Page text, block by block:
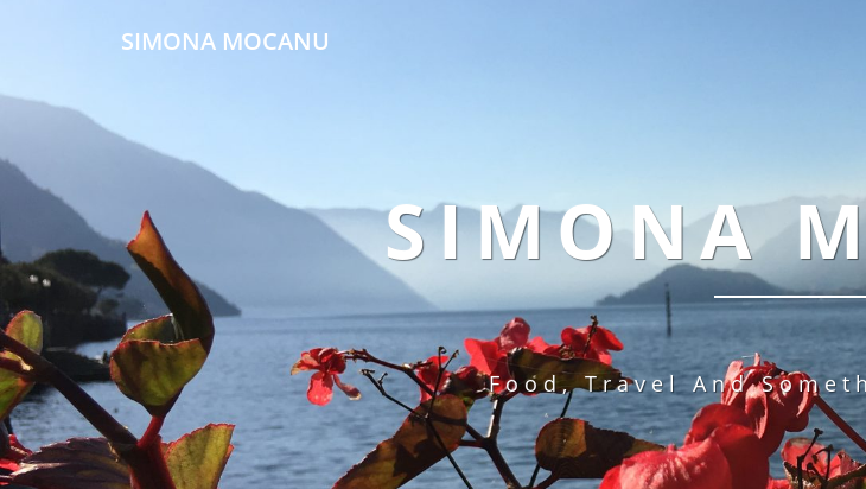
SIMONA MOCANU
SIMONA
Food, Travel And